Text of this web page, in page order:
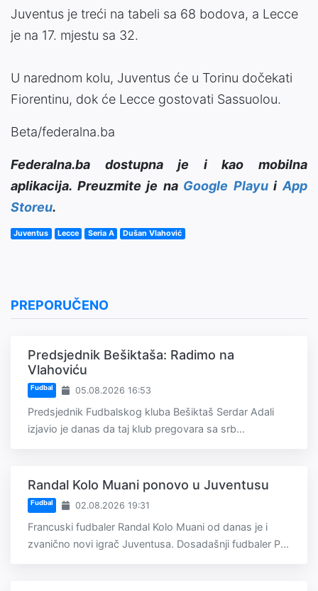
Juventus je treći na tabeli sa 68 bodova, a Lecce
je na 17. mjestu sa 32.
U narednom kolu, Juventus će u Torinu dočekati
Fiorentinu, dok će Lecce gostovati Sassuolou.
Beta/federalna.ba
Federalna.ba dostupna je i kao mobilna
aplikacija. Preuzmite je na Google PlayuiApp
Storeu.
Juventus Lecce Seria A Dušan Vlahović
PREPORUČENO
Predsjednik Bešiktaša: Radimo na
Vlahoviću
Fudbal 05.08.2026 16:53
Predsjednik Fudbalskog kluba Bešiktaš Serdar Adali
izjavio je danas da taj klub pregovara sa srb...
Randal Kolo Muani ponovo u Juventusu
Fudbal 02.08.2026 19:31
Francuski fudbaler Randal Kolo Muani od danas je i
zvanično novi igrač Juventusa. Dosadašnji fudbaler P...